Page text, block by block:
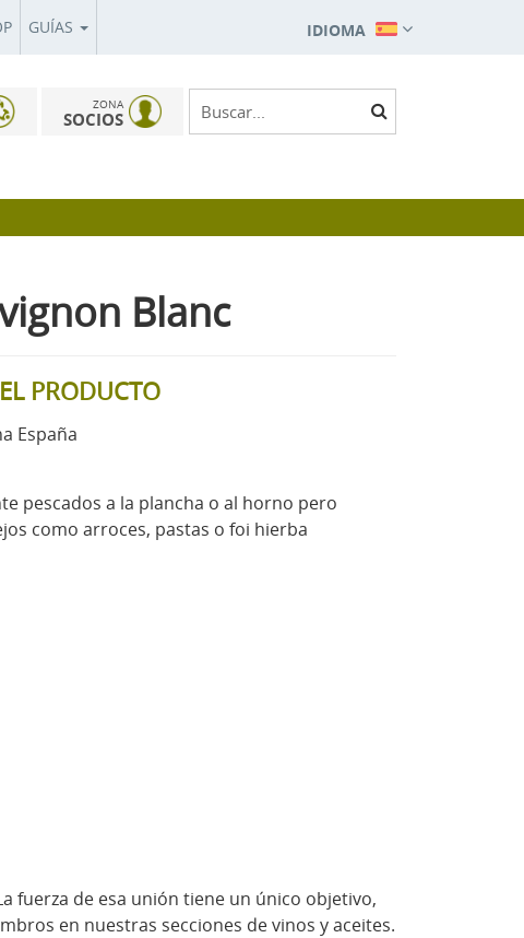
GUÍAS IDIOMA
ZONA
SOCIOS
Blanc
PRODUCTO
España
pescados a la plancha o al horno pero
como arroces, pastas o foi hierba
fuerza de esa unión tiene un único objetivo,
en nuestras secciones de vinos y aceites.